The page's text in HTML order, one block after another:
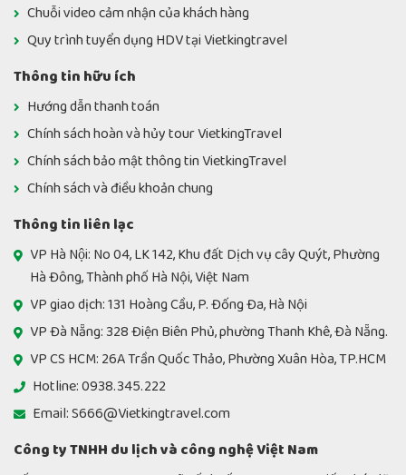
Chuỗi video cảm nhận của khách hàng
Quy trình tuyển dụng HDV tại Vietkingtravel
Thông tin hữu ích
Hướng dẫn thanh toán
Chính sách hoàn và hủy tour VietkingTravel
Chính sách bảo mật thông tin VietkingTravel
Chính sách và điều khoản chung
Thông tin liên lạc
VP Hà Nội: No 04, LK 142, Khu đất Dịch vụ cây Quýt, Phường
Hà Đông, Thành phố Hà Nội, Việt Nam
VP giao dịch: 131 Hoàng Cầu, P. Đống Đa, Hà Nội
VP Đà Nẵng: 328 Điện Biên Phủ, phường Thanh Khê, Đà Nẵng.
VP CS HCM: 26A Trần Quốc Thảo, Phường Xuân Hòa, TP.HCM
Hotline: 0938.345.222
Email: S666@Vietkingtravel.com
Công ty TNHH du lịch và công nghệ Việt Nam